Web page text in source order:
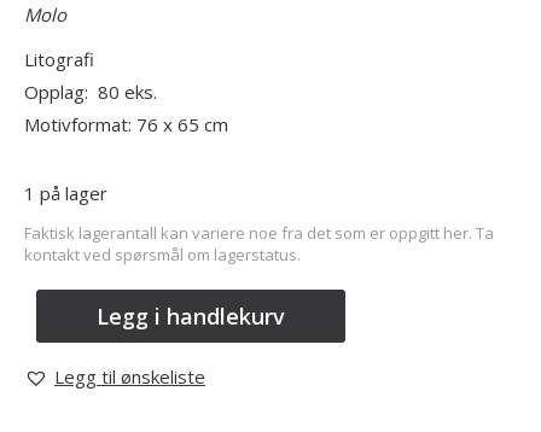
Molo
Litografi
Opplag: 80 eks.
Motivformat: 76 x 65 cm
1 på lager
Faktisk lagerantall kan variere noe fra det som er oppgitt her. Ta
kontakt ved spørsmål om lagerstatus.
Legg i handlekurv
Legg til ønskeliste